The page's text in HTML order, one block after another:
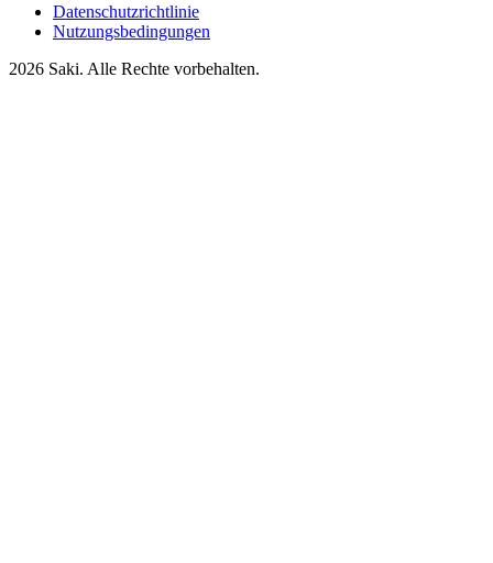
Datenschutzrichtlinie
Nutzungsbedingungen
2026 Saki. Alle Rechte vorbehalten.